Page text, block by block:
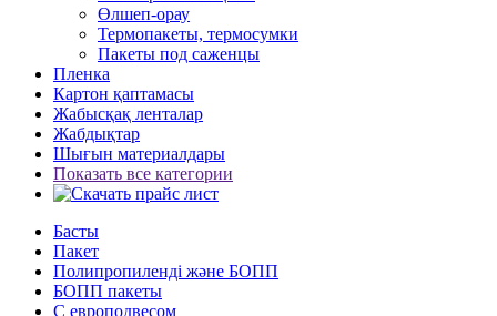
Өлшеп-орау
Термопакеты, термосумки
Пакеты под саженцы
Пленка
Картон қаптамасы
Жабысқақ ленталар
Жабдықтар
Шығын материалдары
Показать все категории
Басты
Пакет
Полипропиленді және БОПП
БОПП пакеты
С европодвесом